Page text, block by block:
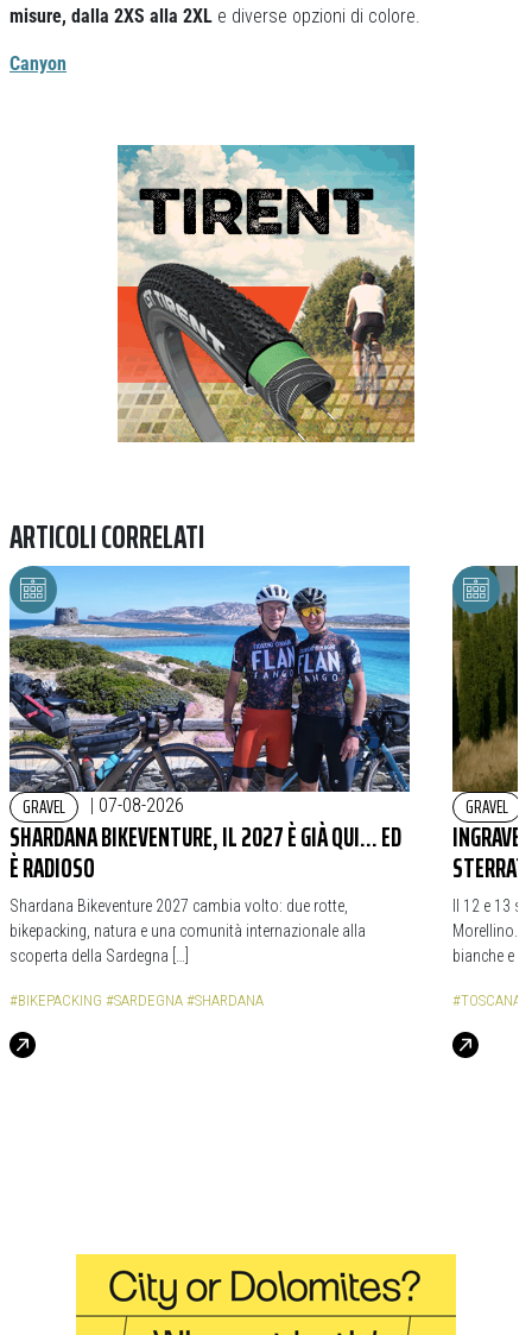
misure, dalla 2XS alla 2XL e diverse opzioni di colore.
Canyon
Previous
ARTICOLI CORRELATI
GRAVEL | 07-08-2026
SHARDANA BIKEVENTURE, IL 2027 È GIÀ QUI… ED
È RADIOSO
Shardana Bikeventure 2027 cambia volto: due rotte,
bikepacking, natura e una comunità internazionale alla
scoperta della Sardegna […]
#BIKEPACKING #SARDEGNA #SHARDANA
GRAVEL
Il 12 e 13
Morellino.
bianche e
#TOSCANA